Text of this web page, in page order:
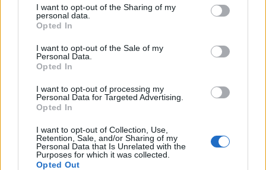
I want to opt-out of the Sharing of my
personal data.
Opted In
I want to opt-out of the Sale of my
Personal Data.
Opted In
I want to opt-out of processing my
Personal Data for Targeted Advertising.
Opted In
I want to opt-out of Collection, Use,
Retention, Sale, and/or Sharing of my
Personal Data that Is Unrelated with the
Purposes for which it was collected.
Opted Out